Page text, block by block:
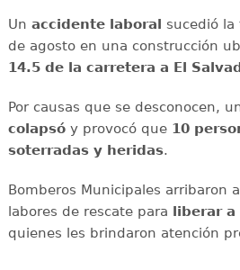
Un accidente laboral sucedió la
de agosto en una construcción
14.5 de la carretera a El
Por causas que se desconocen,
colapsóy provocó que 10
soterradas y heridas.
Bomberos Municipales arribaron
labores de rescate para liberar a
quienes les brindaron atención